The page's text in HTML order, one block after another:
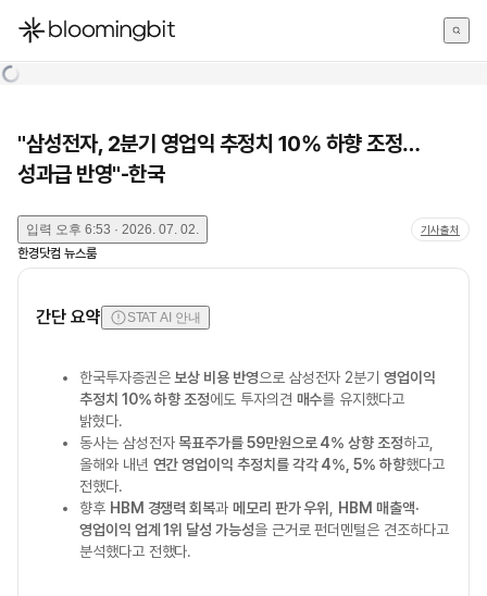
한국어
"삼성전자, 2분기 영업익 추정치 10% 하향 조정…
성과급 반영"-한국
입력 오후 6:53 · 2026. 07. 02. 기사출처
한경닷컴 뉴스룸
간단 요약 STAT AI 안내
한국투자증권은 보상 비용 반영으로 삼성전자 2분기영업이익
추정치 10% 하향 조정에도 투자의견 매수를 유지했다고
밝혔다.
동사는 삼성전자목표주가를 59만원으로 4% 상향 조정하고,
올해와 내년 연간 영업이익 추정치를 각각 4%, 5% 하향했다고
전했다.
향후 HBM 경쟁력 회복과 메모리 판가 우위
HBM 매출액·
영업이익 업계 1위 달성 가능성을 근거로 펀더멘털은 견조하다고
분석했다고 전했다.